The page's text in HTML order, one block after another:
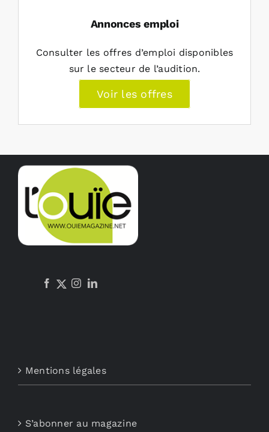
Annonces emploi
Consulter les offres d’emploi disponibles
sur le secteur de l’audition.
Voir les offres
Mentions légales
S’abonner au magazine